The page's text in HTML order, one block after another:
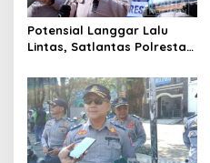
Potensial Langgar Lalu
Lintas, Satlantas Polresta
Motor Berknalpot Brong